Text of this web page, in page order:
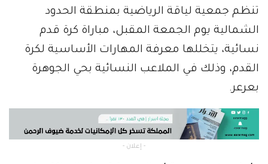
تنظم جمعية لياقة الرياضية بمنطقة الحدود
الشمالية يوم الجمعة المقبل، مباراة كرة قدم
نسائية، يتخللها معرفة المهارات الأساسية لكرة
القدم، وذلك في الملاعب النسائية بحي الجوهرة
بعرعر.
- إعلان -